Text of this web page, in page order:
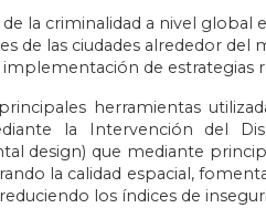
la criminalidad a nivel global
de las ciudades alrededor
de estrategias
herramientas
la Intervención del
design) que mediante
la calidad espacial,
los índices de